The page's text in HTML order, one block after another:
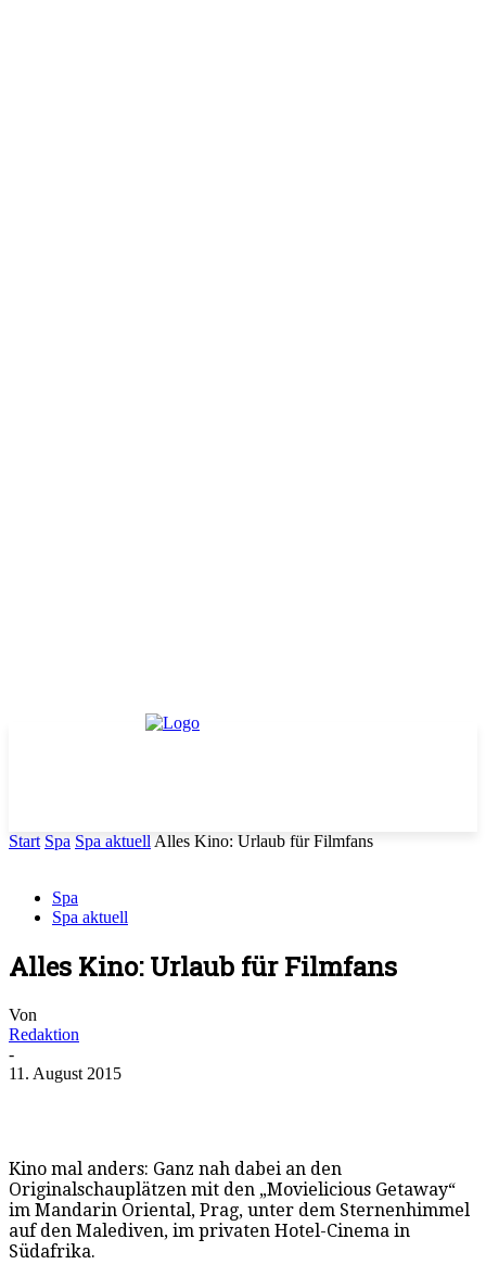
Start Spa Spa aktuell Alles Kino: Urlaub für Filmfans
Spa
Spa aktuell
Alles Kino: Urlaub für Filmfans
Von
Redaktion
-
11. August 2015
Kino mal anders: Ganz nah dabei an den
Originalschauplätzen mit den „Movielicious Getaway“
im Mandarin Oriental, Prag, unter dem Sternenhimmel
auf den Malediven, im privaten Hotel-Cinema in
Südafrika.